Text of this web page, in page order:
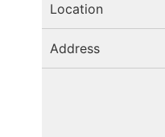
Location
Address